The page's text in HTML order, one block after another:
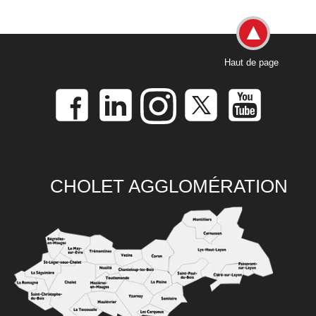
Haut de page
CHOLET AGGLOMÉRATION